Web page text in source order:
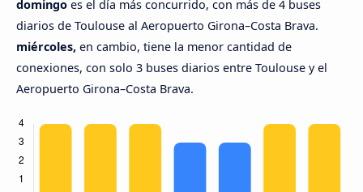
domingo es el día más concurrido, con más de 4 buses
diarios de Toulouse al Aeropuerto Girona–Costa Brava.
miércoles, en cambio, tiene la menor cantidad de
conexiones, con solo 3 buses diarios entre Toulouse y el
Aeropuerto Girona–Costa Brava.